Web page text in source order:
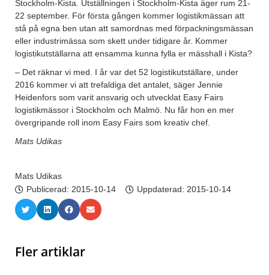
Stockholm-Kista. Utställningen i Stockholm-Kista äger rum 21-
22 september. För första gången kommer logistikmässan att
stå på egna ben utan att samordnas med förpackningsmässan
eller industrimässa som skett under tidigare år. Kommer
logistikutställarna att ensamma kunna fylla er mässhall i Kista?
– Det räknar vi med. I år var det 52 logistikutställare, under
2016 kommer vi att trefaldiga det antalet, säger Jennie
Heidenfors som varit ansvarig och utvecklat Easy Fairs
logistikmässor i Stockholm och Malmö. Nu får hon en mer
övergripande roll inom Easy Fairs som kreativ chef.
Mats Udikas
Mats Udikas
Publicerad: 2015-10-14 Uppdaterad: 2015-10-14
Fler artiklar